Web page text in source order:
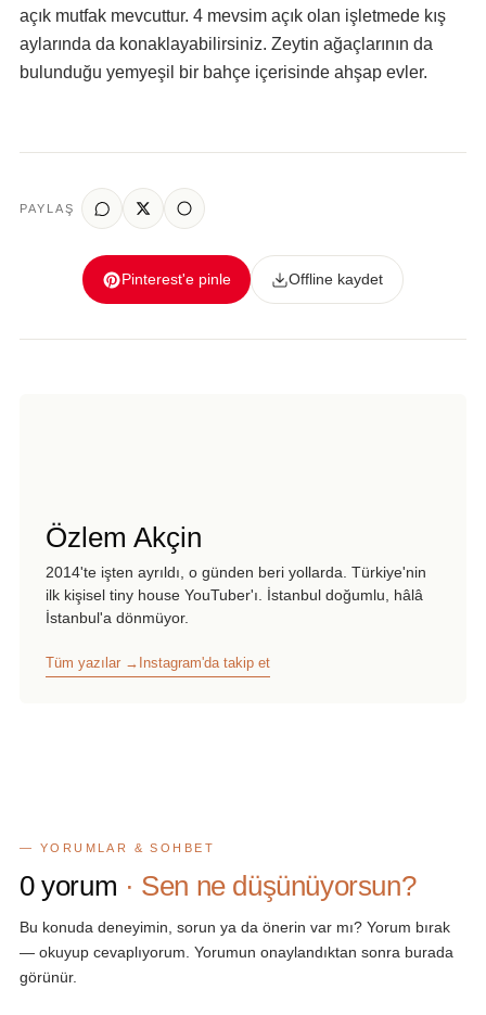
açık mutfak mevcuttur. 4 mevsim açık olan işletmede kış
aylarında da konaklayabilirsiniz. Zeytin ağaçlarının da
bulunduğu yemyeşil bir bahçe içerisinde ahşap evler.
PAYLAŞ
Pinterest'e pinle Offline kaydet
Özlem Akçin
2014'te işten ayrıldı, o günden beri yollarda. Türkiye'nin
ilk kişisel tiny house YouTuber'ı. İstanbul doğumlu, hâlâ
İstanbul'a dönmüyor.
Tüm yazılar → Instagram'da takip et
— YORUMLAR & SOHBET
0yorum · Sen ne düşünüyorsun?
Bu konuda deneyimin, sorun ya da önerin var mı? Yorum bırak
— okuyup cevaplıyorum. Yorumun onaylandıktan sonra burada
görünür.